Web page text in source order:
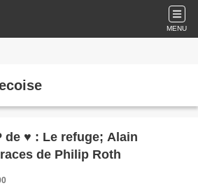
MENU
♥️ : Le refuge; Alain
de Philip Roth